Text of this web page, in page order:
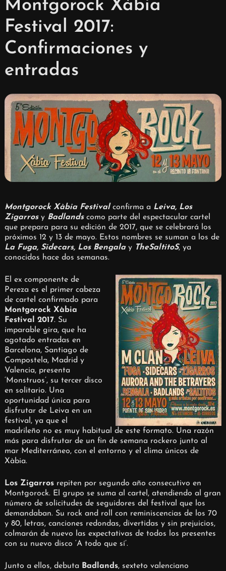
Montgorock Xàbia
Festival 2017:
Confirmaciones y
entradas
Montgorock Xàbia Festivalconfirma a Leiva, Los
Zigarrosy Badlandscomo parte del espectacular cartel
que prepara para su edición de 2017, que se celebrará los
próximos 12 y 13 de mayo. Estos nombres se suman a los de
La Fuga, Sidecars, Los Bengalay TheSaltitoS, ya
conocidos hace dos semanas.
El ex componente de
Pereza es el primer cabeza
de cartel confirmado para
Montgorock Xàbia
Festival 2017. Su
imparable gira, que ha
agotado entradas en
Barcelona, Santiago de
Compostela, Madrid y
Valencia, presenta
‘Monstruos’, su tercer disco
en solitario. Una
oportunidad única para
disfrutar de Leiva en un
festival, ya que el
madrileño no es muy habitual de este formato. Una razón
más para disfrutar de un fin de semana rockero junto al
mar Mediterráneo, con el entorno y el clima únicos de
Xàbia.
Los Zigarrosrepiten por segundo año consecutivo en
Montgorock. El grupo se suma al cartel, atendiendo al gran
número de solicitudes de seguidores del festival que los
demandaban. Su rock and roll con reminiscencias de los 70
y 80, letras, canciones redondas, divertidas y sin prejuicios,
colmarán de nuevo las expectativas de todos los presentes
con su nuevo disco ‘A todo que sí’.
Junto a ellos, debuta Badlands, sexteto valenciano